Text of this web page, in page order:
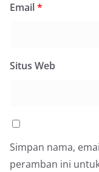
Email*
Situs Web
Simpan nama,
peramban ini